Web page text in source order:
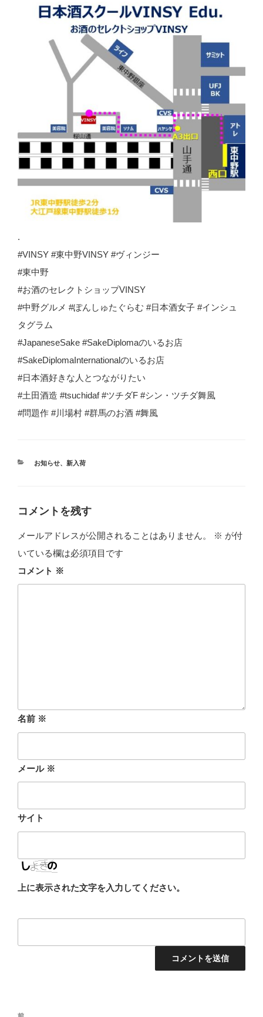
.
#VINSY #東中野VINSY #ヴィンジー
#東中野
#お酒のセレクトショップVINSY
#中野グルメ #ぽんしゅたぐらむ #日本酒女子 #インシュ
タグラム
#JapaneseSake #SakeDiplomaのいるお店
#SakeDiplomaInternationalのいるお店
#日本酒好きな人とつながりたい
#土田酒造 #tsuchidaf #ツチダF #シン・ツチダ舞風
#問題作 #川場村 #群馬のお酒 #舞風
カ
お知らせ、 新入荷
コメントを残す
メールアドレスが公開されることはありません。 ※ が付
いている欄は必須項目です
コメント ※
名前 ※
メール ※
サイト
上に表示された文字を入力してください。
投